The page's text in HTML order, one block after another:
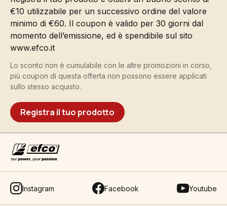
€10 utilizzabile per un successivo ordine del valore
minimo di €60. Il coupon è valido per 30 giorni dal
momento dell’emissione, ed è spendibile sul sito
www.efco.it
Lo sconto non è cumulabile con le altre promozioni in corso,
più coupon di questa offerta non possono essere applicati
sullo stesso acquisto.
Registra il tuo prodotto
Instagram Facebook Youtube